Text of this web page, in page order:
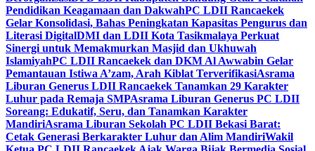
Pendidikan Keagamaan dan DakwahPC LDII Rancaekek
Gelar Konsolidasi, Bahas Peningkatan Kapasitas Pengurus dan
Literasi DigitalDMI dan LDII Kota Tasikmalaya Perkuat
Sinergi untuk Memakmurkan Masjid dan Ukhuwah
IslamiyahPC LDII Rancaekek dan DKM Al Awwabin Gelar
Pemantauan Istiwa A’zam, Arah Kiblat TerverifikasiAsrama
Liburan Generus LDII Rancaekek Tanamkan 29 Karakter
Luhur pada Remaja SMPAsrama Liburan Generus PC LDII
Soreang: Edukatif, Seru, dan Tanamkan Karakter
MandiriAsrama Liburan Sekolah PC LDII Bekasi Barat:
Cetak Generasi Berkarakter Luhur dan Alim MandiriWakil